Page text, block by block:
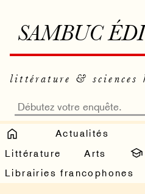
SAMBUC
littérature & sciences
Actualités
Littérature
Arts
Librairies francophones